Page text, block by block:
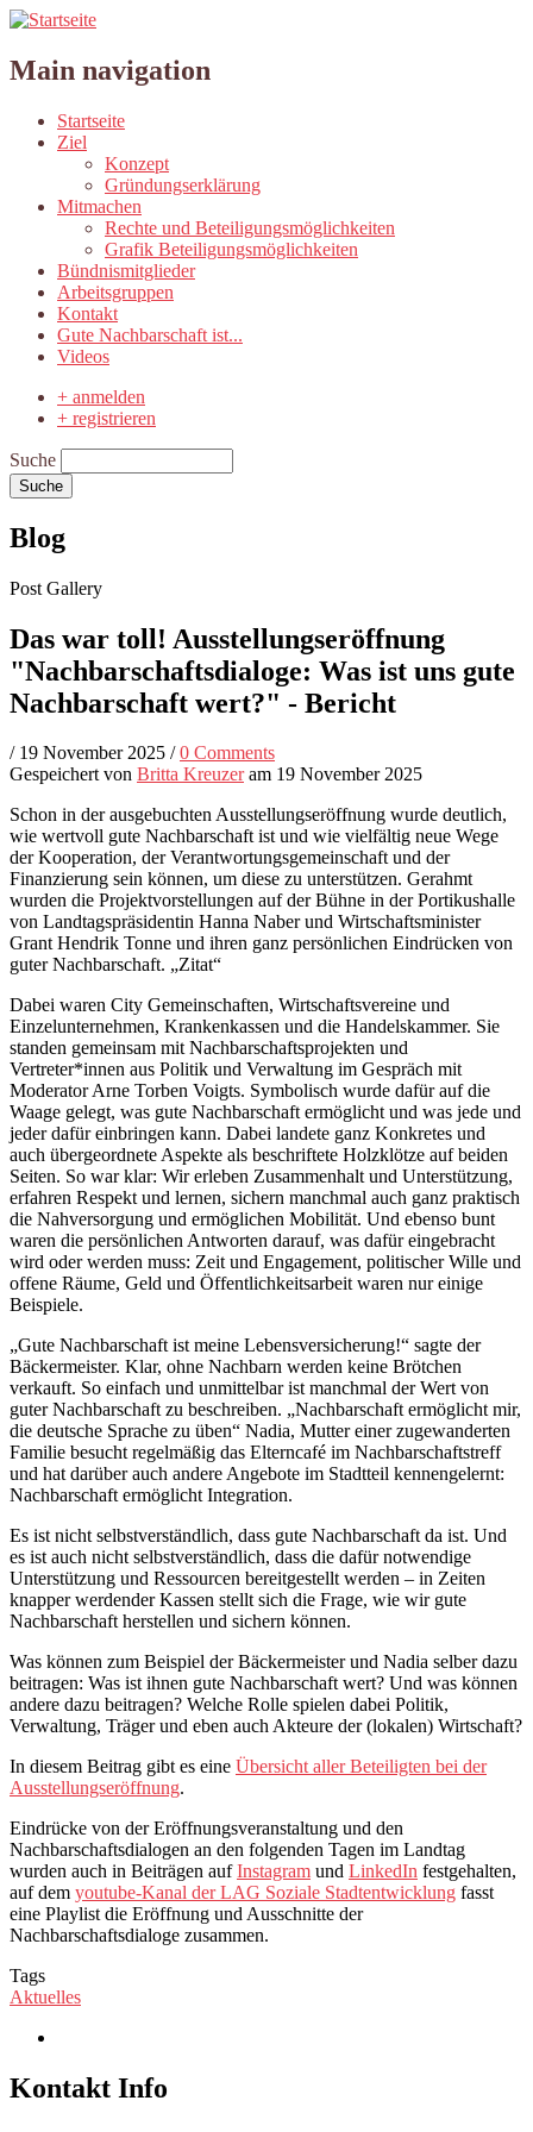
Main navigation
Startseite
Ziel
Konzept
Gründungserklärung
Mitmachen
Rechte und Beteiligungsmöglichkeiten
Grafik Beteiligungsmöglichkeiten
Bündnismitglieder
Arbeitsgruppen
Kontakt
Gute Nachbarschaft ist...
Videos
+ anmelden
+ registrieren
Suche
Blog
Post Gallery
Das war toll! Ausstellungseröffnung
"Nachbarschaftsdialoge: Was ist uns gute
Nachbarschaft wert?" - Bericht
/ 19 November 2025 /0 Comments
Gespeichert von Britta Kreuzer am 19 November 2025
Schon in der ausgebuchten Ausstellungseröffnung wurde deutlich,
wie wertvoll gute Nachbarschaft ist und wie vielfältig neue Wege
der Kooperation, der Verantwortungsgemeinschaft und der
Finanzierung sein können, um diese zu unterstützen. Gerahmt
wurden die Projektvorstellungen auf der Bühne in der Portikushalle
von Landtagspräsidentin Hanna Naber und Wirtschaftsminister
Grant Hendrik Tonne und ihren ganz persönlichen Eindrücken von
guter Nachbarschaft. „Zitat“
Dabei waren City Gemeinschaften, Wirtschaftsvereine und
Einzelunternehmen, Krankenkassen und die Handelskammer. Sie
standen gemeinsam mit Nachbarschaftsprojekten und
Vertreter*innen aus Politik und Verwaltung im Gespräch mit
Moderator Arne Torben Voigts. Symbolisch wurde dafür auf die
Waage gelegt, was gute Nachbarschaft ermöglicht und was jede und
jeder dafür einbringen kann. Dabei landete ganz Konkretes und
auch übergeordnete Aspekte als beschriftete Holzklötze auf beiden
Seiten. So war klar: Wir erleben Zusammenhalt und Unterstützung,
erfahren Respekt und lernen, sichern manchmal auch ganz praktisch
die Nahversorgung und ermöglichen Mobilität. Und ebenso bunt
waren die persönlichen Antworten darauf, was dafür eingebracht
wird oder werden muss: Zeit und Engagement, politischer Wille und
offene Räume, Geld und Öffentlichkeitsarbeit waren nur einige
Beispiele.
„Gute Nachbarschaft ist meine Lebensversicherung!“ sagte der
Bäckermeister. Klar, ohne Nachbarn werden keine Brötchen
verkauft. So einfach und unmittelbar ist manchmal der Wert von
guter Nachbarschaft zu beschreiben. „Nachbarschaft ermöglicht mir,
die deutsche Sprache zu üben“ Nadia, Mutter einer zugewanderten
Familie besucht regelmäßig das Elterncafé im Nachbarschaftstreff
und hat darüber auch andere Angebote im Stadtteil kennengelernt:
Nachbarschaft ermöglicht Integration.
Es ist nicht selbstverständlich, dass gute Nachbarschaft da ist. Und
es ist auch nicht selbstverständlich, dass die dafür notwendige
Unterstützung und Ressourcen bereitgestellt werden – in Zeiten
knapper werdender Kassen stellt sich die Frage, wie wir gute
Nachbarschaft herstellen und sichern können.
Was können zum Beispiel der Bäckermeister und Nadia selber dazu
beitragen: Was ist ihnen gute Nachbarschaft wert? Und was können
andere dazu beitragen? Welche Rolle spielen dabei Politik,
Verwaltung, Träger und eben auch Akteure der (lokalen) Wirtschaft?
In diesem Beitrag gibt es eine Übersicht aller Beteiligten bei der
Ausstellungseröffnung.
Eindrücke von der Eröffnungsveranstaltung und den
Nachbarschaftsdialogen an den folgenden Tagen im Landtag
wurden auch in Beiträgen aufInstagram und LinkedIn festgehalten,
auf dem youtube-Kanal der LAG Soziale Stadtentwicklung fasst
eine Playlist die Eröffnung und Ausschnitte der
Nachbarschaftsdialoge zusammen.
Tags
Aktuelles
Kontakt Info